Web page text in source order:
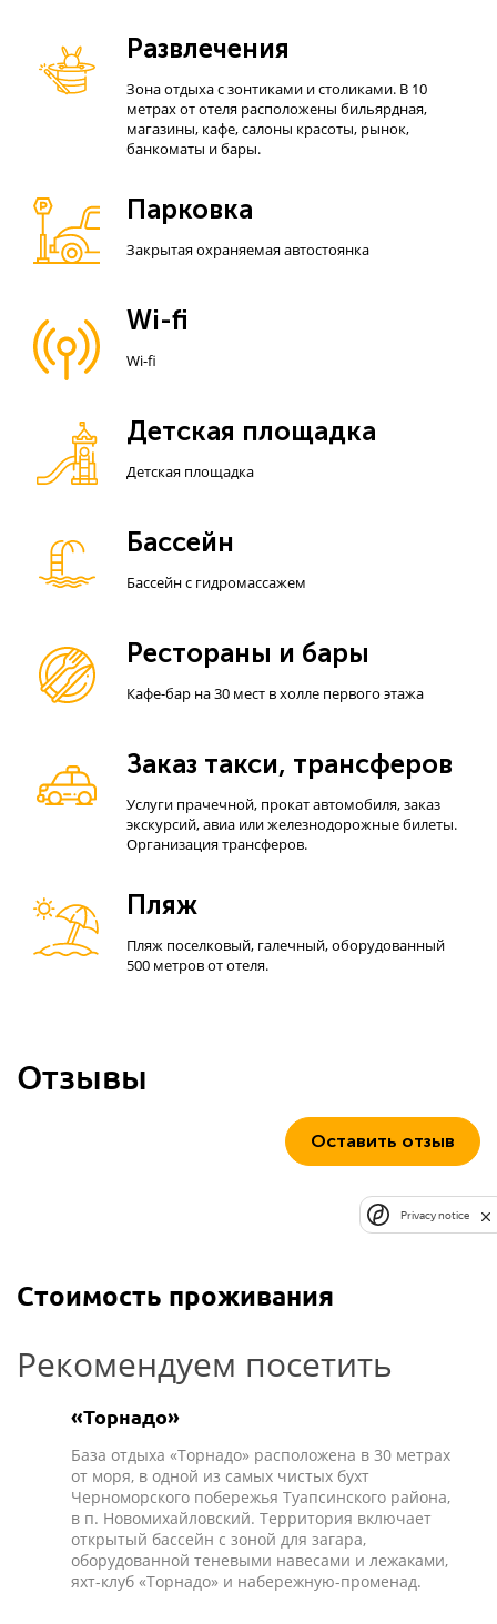
Развлечения
Зона отдыха с зонтиками и столиками. В 10
метрах от отеля расположены бильярдная,
магазины, кафе, салоны красоты, рынок,
банкоматы и бары.
Парковка
Закрытая охраняемая автостоянка
Wi-fi
Wi-fi
Детская площадка
Детская площадка
Бассейн
Бассейн с гидромассажем
Рестораны и бары
Кафе-бар на 30 мест в холле первого этажа
Заказ такси, трансферов
Услуги прачечной, прокат автомобиля, заказ
экскурсий, авиа или железнодорожные билеты.
Организация трансферов.
Пляж
Пляж поселковый, галечный, оборудованный
500 метров от отеля.
Отзывы
Оставить отзыв
Стоимость проживания
Рекомендуем посетить
«Торнадо»
База отдыха «Торнадо» расположена в 30 метрах
от моря, в одной из самых чистых бухт
Черноморского побережья Туапсинского района,
в п. Новомихайловский. Территория включает
открытый бассейн с зоной для загара,
оборудованной теневыми навесами и лежаками,
яхт-клуб «Торнадо» и набережную-променад.
Privacy notice